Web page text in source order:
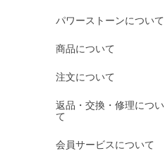
パワーストーンについて
商品について
注文について
返品・交換・修理につい
て
会員サービスについて